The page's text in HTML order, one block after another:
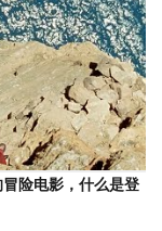
险电影，什么是登